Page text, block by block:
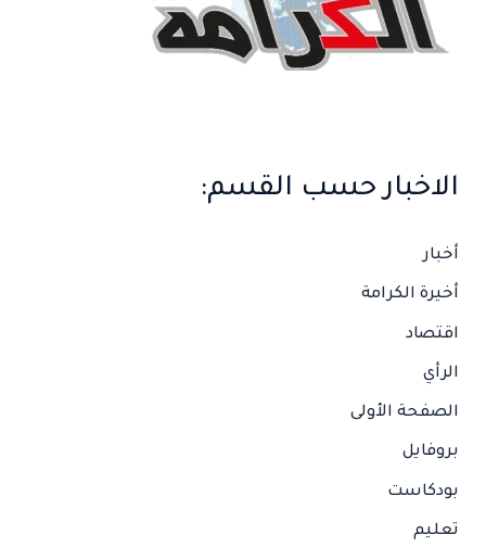
الاخبار حسب القسم:
أخبار
أخيرة الكرامة
اقتصاد
الرأي
الصفحة الأولى
بروفايل
بودكاست
تعليم